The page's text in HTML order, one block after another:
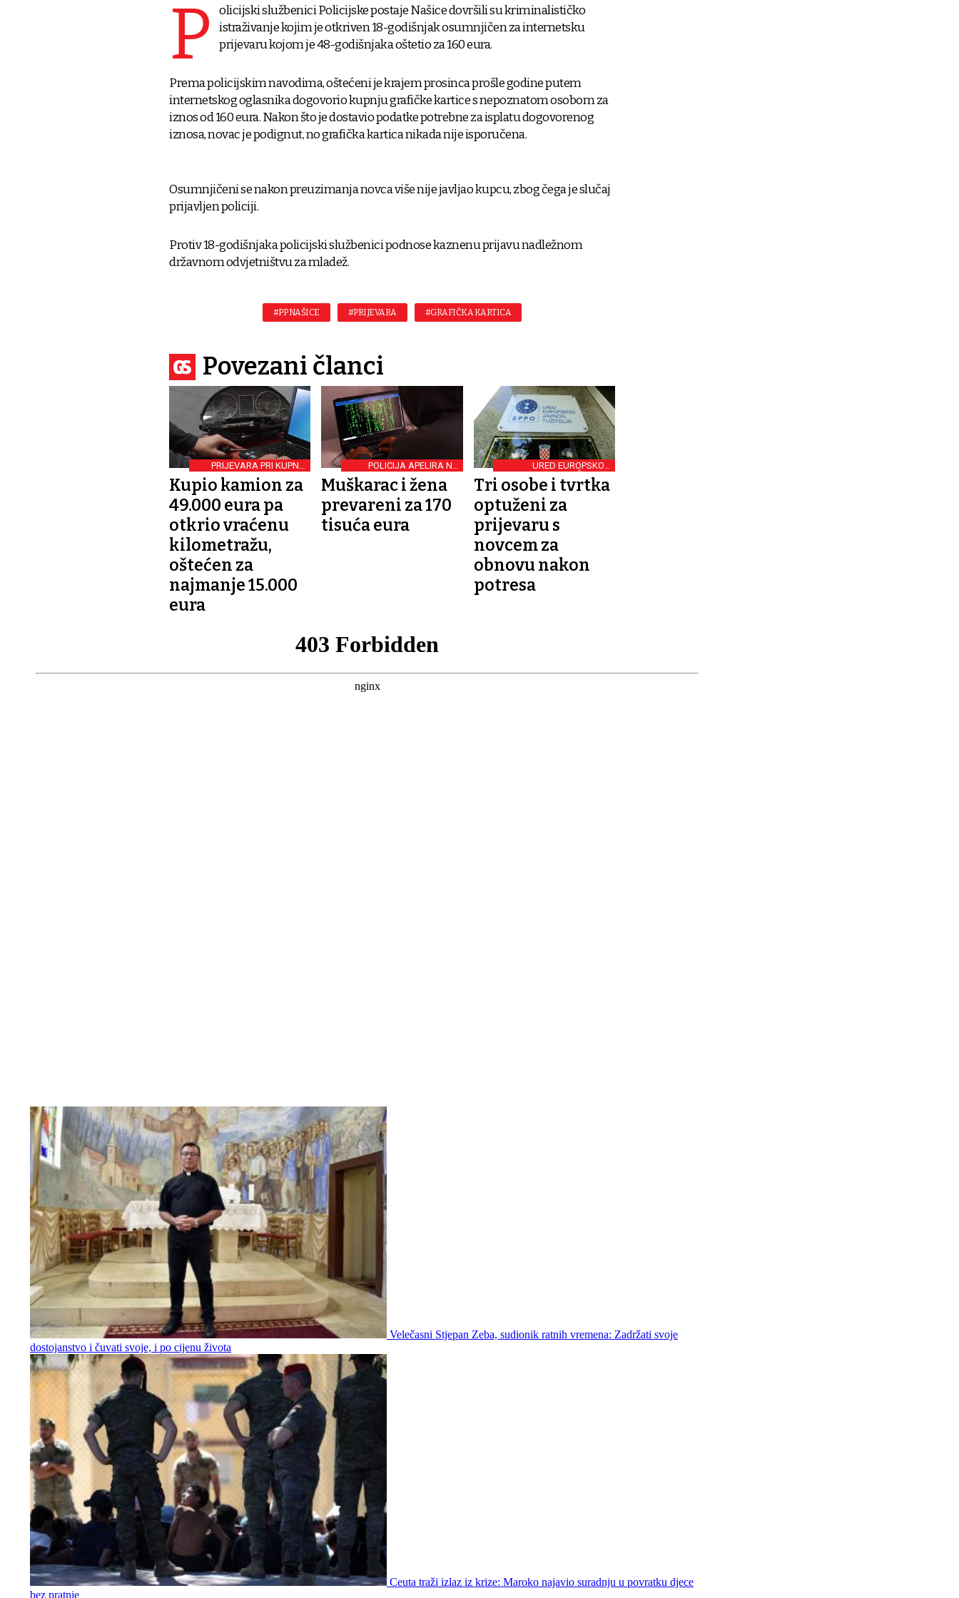
P
olicijski službenici Policijske postaje Našice dovršili su kriminalističko
istraživanje kojim je otkriven 18-godišnjak osumnjičen za internetsku
prijevaru kojom je 48-godišnjaka oštetio za 160 eura.
Prema policijskim navodima, oštećeni je krajem prosinca prošle godine putem
internetskog oglasnika dogovorio kupnju grafičke kartice s nepoznatom osobom za
iznos od 160 eura. Nakon što je dostavio podatke potrebne za isplatu dogovorenog
iznosa, novac je podignut, no grafička kartica nikada nije isporučena.
Osumnjičeni se nakon preuzimanja novca više nije javljao kupcu, zbog čega je slučaj
prijavljen policiji.
Protiv 18-godišnjaka policijski službenici podnose kaznenu prijavu nadležnom
državnom odvjetništvu za mladež.
#PP NAŠICE #PRIJEVARA #GRAFIČKA KARTICA
Povezani članci
PRIJEVARA PRI KUPNJI
VOZILA
Kupio kamion za
49.000 eura pa
otkrio vraćenu
kilometražu,
oštećen za
najmanje 15.000
eura
POLICIJA APELIRA NA
OPREZ
Muškarac i žena
prevareni za 170
tisuća eura
URED EUROPSKOG
JAVNOG TUŽITELJA
Tri osobe i tvrtka
optuženi za
prijevaru s
novcem za
obnovu nakon
potresa
Velečasni Stjepan Zeba, sudionik ratnih vremena: Zadržati svoje
dostojanstvo i čuvati svoje, i po cijenu života
Ceuta traži izlaz iz krize: Maroko najavio suradnju u povratku djece
bez pratnje